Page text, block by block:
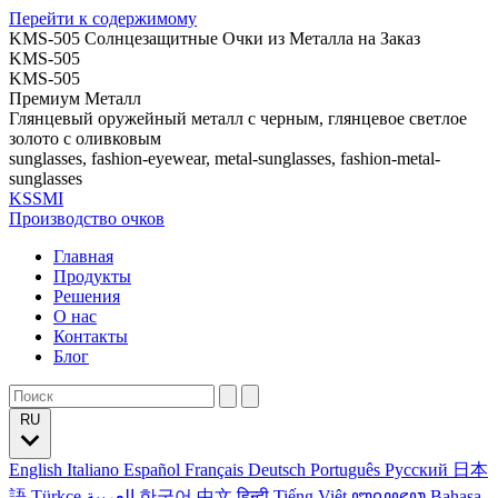
Перейти к содержимому
KMS-505 Солнцезащитные Очки из Металла на Заказ
KMS-505
KMS-505
Премиум Металл
Глянцевый оружейный металл с черным, глянцевое светлое
золото с оливковым
sunglasses, fashion-eyewear, metal-sunglasses, fashion-metal-
sunglasses
KSSMI
Производство очков
Главная
Продукты
Решения
О нас
Контакты
Блог
English Italiano Español Français Deutsch Português Русский 日本